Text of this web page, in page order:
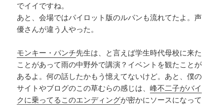
でイイですね。
あと、会場ではパイロット版のルパンも流れてたよ。声
優さんが違う人やった。
モンキー・パンチ先生は、と言えば学生時代母校に来た
ことがあって雨の中野外で講演？イベントを観たことが
あるよ。何の話したかもう憶えてないけど。あと、僕の
サイトやブログのこの草むらの感じは、峰不二子がバイ
クに乗ってるこのエンディングが密かにソースになって